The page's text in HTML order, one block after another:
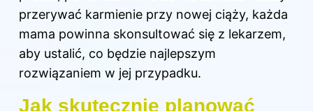
przerywać karmienie przy nowej ciąży, każda
mama powinna skonsultować się z lekarzem,
aby ustalić, co będzie najlepszym
rozwiązaniem w jej przypadku.
Jak skutecznie planować